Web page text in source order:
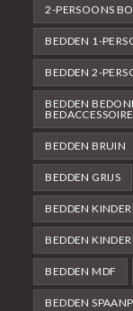
2-PERSOONS
BEDDEN 1-
BEDDEN 2-
BEDDEN
BEDDEN BRUIN
BEDDEN GRIJS
BEDDEN
BEDDEN
BEDDEN MDF
BEDDEN